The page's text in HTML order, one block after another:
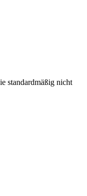
standardmäßig nicht